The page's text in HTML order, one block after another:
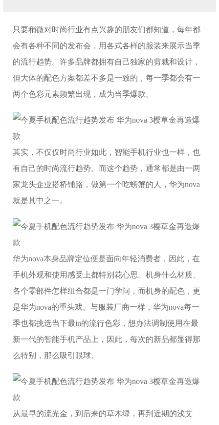
只要稍微对时尚行业有点兴趣的朋友们都知道，每年都
会有各种不同的发布会，用各式各样的服装来展示当季
的流行趋势。许多品牌都拥有自己独家的剪裁和设计，
但大体的配色方案都差不多是一致的，每一季都会有一
两个色彩元素频繁出现，成为当季爆款。
其实，不仅仅时尚行业如此，智能手机行业也一样，也
有自己的时尚流行趋势。而这个趋势，通常都是由一两
家龙头企业搭桥铺路，做第一个吃螃蟹的人，华为nova
就是其中之一。
华为nova本身品牌定位便是面向年轻消费者，因此，在
手机外观和使用感受上都特别花心思。机身什么材质、
各个零部件怎样组合都是一门学问，而机身的配色，更
是华为nova的重头戏。与服装厂商一样，华为nova每一
季也都挑选当下最in的流行色彩，想办法调制使用在最
新一代的智能手机产品上，因此，每次的新品都显得那
么特别，那么吸引眼球。
从最早的流光金，到后来的草木绿，再到近期的浅艾